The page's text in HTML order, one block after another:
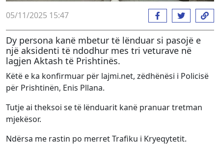
05/11/2025 15:47
Dy persona kanë mbetur të lënduar si pasojë e
një aksidenti të ndodhur mes tri veturave në
lagjen Aktash të Prishtinës.
Këtë e ka konfirmuar për lajmi.net, zëdhënësi i Policisë
për Prishtinën, Enis Pllana.
Tutje ai theksoi se të lënduarit kanë pranuar tretman
mjekësor.
Ndërsa me rastin po merret Trafiku i Kryeqytetit.